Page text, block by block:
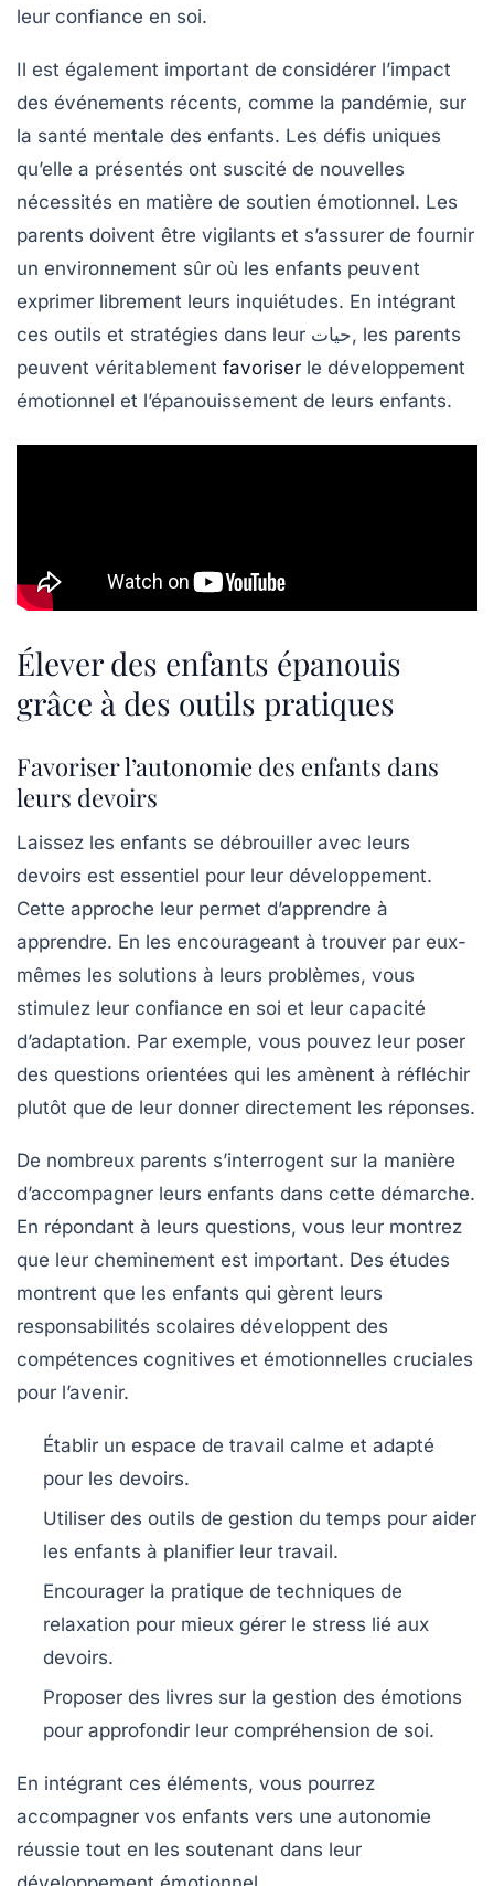
leur confiance en soi.
Il est également important de considérer l’impact
des événements récents, comme la pandémie, sur
la santé mentale des enfants. Les défis uniques
qu’elle a présentés ont suscité de nouvelles
nécessités en matière de soutien émotionnel. Les
parents doivent être vigilants et s’assurer de fournir
un environnement sûr où les enfants peuvent
exprimer librement leurs inquiétudes. En intégrant
ces outils et stratégies dans leur حيات, les parents
peuvent véritablement favoriser le développement
émotionnel et l’épanouissement de leurs enfants.
Élever des enfants épanouis
grâce à des outils pratiques
Favoriser l’autonomie des enfants dans
leurs devoirs
Laissez les enfants se débrouiller avec leurs
devoirs est essentiel pour leur développement.
Cette approche leur permet d’apprendre à
apprendre. En les encourageant à trouver par eux-
mêmes les solutions à leurs problèmes, vous
stimulez leur confiance en soi et leur capacité
d’adaptation. Par exemple, vous pouvez leur poser
des questions orientées qui les amènent à réfléchir
plutôt que de leur donner directement les réponses.
De nombreux parents s’interrogent sur la manière
d’accompagner leurs enfants dans cette démarche.
En répondant à leurs questions, vous leur montrez
que leur cheminement est important. Des études
montrent que les enfants qui gèrent leurs
responsabilités scolaires développent des
compétences cognitives et émotionnelles cruciales
pour l’avenir.
Établir un espace de travail calme et adapté
pour les devoirs.
Utiliser des outils de gestion du temps pour aider
les enfants à planifier leur travail.
Encourager la pratique de techniques de
relaxation pour mieux gérer le stress lié aux
devoirs.
Proposer des livres sur la gestion des émotions
pour approfondir leur compréhension de soi.
En intégrant ces éléments, vous pourrez
accompagner vos enfants vers une autonomie
réussie tout en les soutenant dans leur